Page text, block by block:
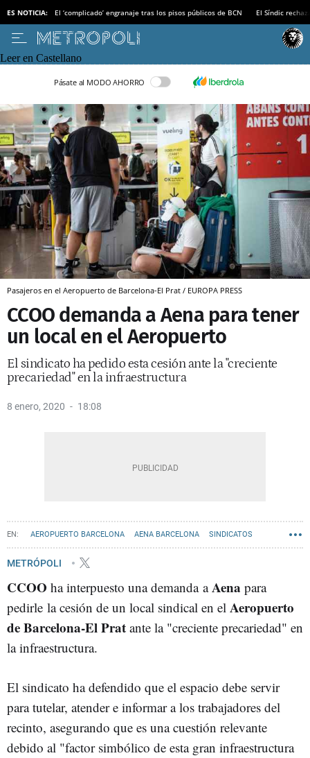
ES NOTICIA: El ‘complicado’ engranaje tras los pisos públicos de BCN El Síndic
Leer en Castellano
Pásate al MODO AHORRO
Pasajeros en el Aeropuerto de Barcelona-El Prat / EUROPA PRESS
CCOO demanda a Aena para tener
un local en el Aeropuerto
El sindicato ha pedido esta cesión ante la "creciente
precariedad" en la infraestructura
8 enero, 2020 18:08
AEROPUERTO BARCELONA AENA BARCELONA SINDICATOS
METRÓPOLI
CCOO ha interpuesto una demanda aAena para
pedirle la cesión de un local sindical en el Aeropuerto
de Barcelona-El Prat ante la "creciente precariedad" en
la infraestructura.
El sindicato ha defendido que el espacio debe servir
para tutelar, atender e informar a los trabajadores del
recinto, asegurando que es una cuestión relevante
debido al "factor simbólico de esta gran infraestructura